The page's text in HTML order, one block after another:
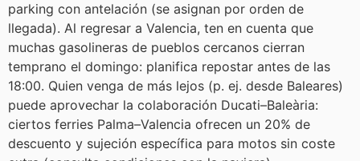
parking con antelación (se asignan por orden de
llegada). Al regresar a Valencia, ten en cuenta que
muchas gasolineras de pueblos cercanos cierran
temprano el domingo: planifica repostar antes de las
18:00. Quien venga de más lejos (p. ej. desde Baleares)
puede aprovechar la colaboración Ducati–Baleària:
ciertos ferries Palma–Valencia ofrecen un 20% de
descuento y sujeción específica para motos sin coste